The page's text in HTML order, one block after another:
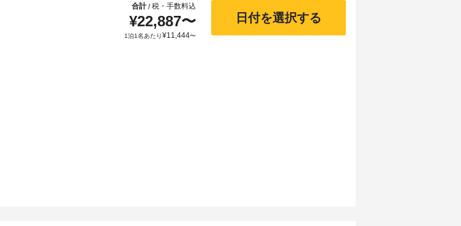
合計/税・手数料込
¥22,887〜
1泊1名あたり¥11,444〜
日付を選択する